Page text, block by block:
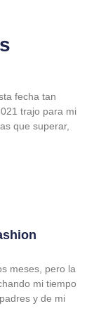
fecha tan
trajo para mi
que superar,
meses, pero la
mi tiempo
y de mi